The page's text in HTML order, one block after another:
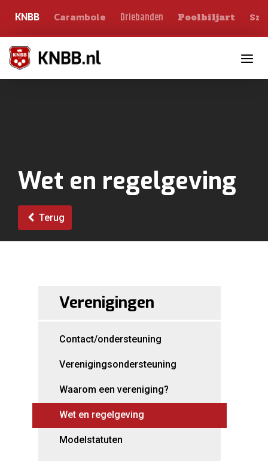
KNBB Carambole Driebanden Poolbiljart
Wet en regelgeving
Terug
Verenigingen
Contact/ondersteuning
Verenigingsondersteuning
Waarom een vereniging?
Wet en regelgeving
Modelstatuten